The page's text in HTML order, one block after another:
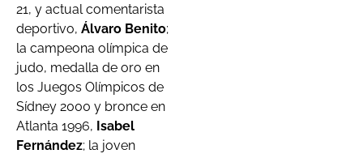
21, y actual comentarista
deportivo, Álvaro Benito;
la campeona olímpica de
judo, medalla de oro en
los Juegos Olímpicos de
Sídney 2000 y bronce en
Atlanta 1996, Isabel
Fernández; la joven